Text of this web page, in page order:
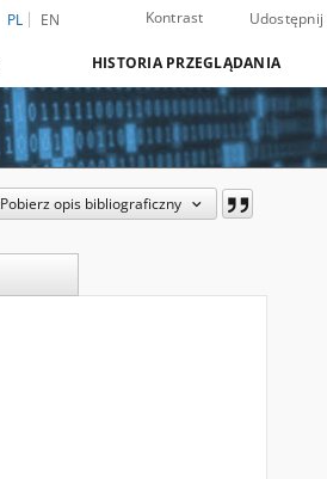
PL EN Kontrast Udostępnij
HISTORIA PRZEGLĄDANIA
Pobierz opis bibliograficzny